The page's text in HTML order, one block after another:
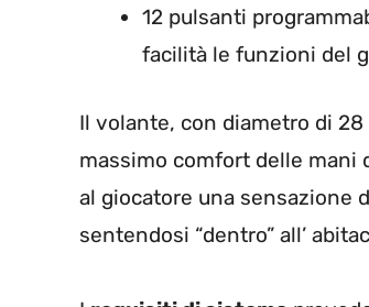
12 pulsanti
facilità le funzioni del
Il volante, con diametro di
massimo comfort delle mani
al giocatore una sensazione
sentendosi “dentro” all’